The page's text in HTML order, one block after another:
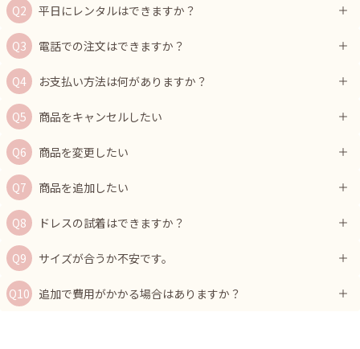
平日にレンタルはできますか？
電話での注文はできますか？
お支払い方法は何がありますか？
商品をキャンセルしたい
商品を変更したい
商品を追加したい
ドレスの試着はできますか？
サイズが合うか不安です。
追加で費用がかかる場合はありますか？